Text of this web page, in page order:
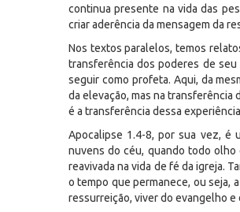
continua presente na vida das
criar aderência da mensagem da
Nos textos paralelos, temos
transferência dos poderes de seu
seguir como profeta. Aqui, da
da elevação, mas na transferência
é a transferência dessa
Apocalipse 1.4-8, por sua vez, é
nuvens do céu, quando todo
reavivada na vida de fé da igreja.
o tempo que permanece, ou seja,
ressurreição, viver do evangelho e